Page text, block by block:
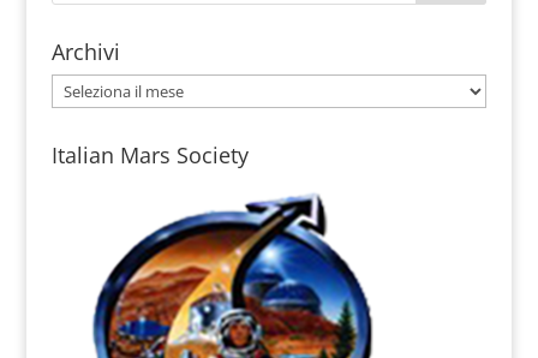
Archivi
Archivi
Italian Mars Society